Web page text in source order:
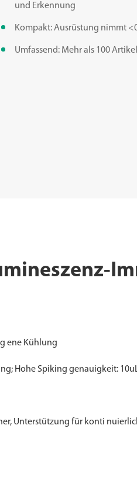
und Erkennung
Kompakt: Ausrüstung nimmt
Umfassend: Mehr als 100 Artikel
ene Kühlung
Hohe Spiking genauigkeit:
Unterstützung für konti